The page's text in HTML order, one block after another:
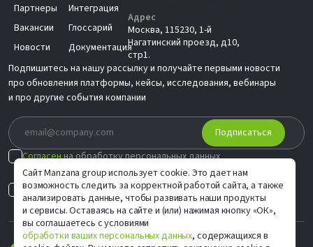
Сайт Manzana group использует cookie. Это дает нам
возможность следить за корректной работой сайта, а также
анализировать данные, чтобы развивать наши продукты
и сервисы. Оставаясь на сайте и (или) нажимая кнопку «ОК»,
вы соглашаетесь с условиями
обработки ваших персональных данных, содержащихся в
Партнеры
Вакансии
Новости
Интеграция
Глоссарий
Документация
Адрес
Москва, 115230, 1-й
Нагатинский проезд, д10,
стр1.
Подпишитесь на нашу рассылку и получайте первыми новости
про обновления платформы, кейсы, исследования, вебинары
и про другие события компании
Подписаться
Согласенна обработку персональных данных
в соответствии сПолитикой
Согласен наиндивидуальные предложения